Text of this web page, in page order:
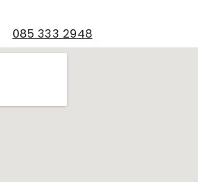
085 333 2948